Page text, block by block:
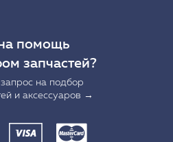
помощь
запчастей?
на подбор
и аксессуаров →